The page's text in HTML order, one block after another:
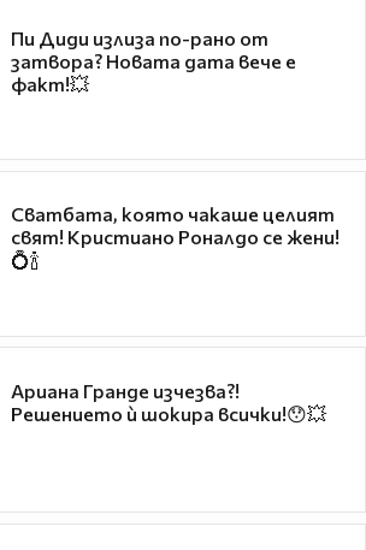
Пи Диди излиза по-рано от
затвора? Новата дата вече е
факт!💥
Сватбата, която чакаше целият
свят! Кристиано Роналдо се жени!
💍🍾
Ариана Гранде изчезва?!
Решението ѝ шокира всички!😯💥